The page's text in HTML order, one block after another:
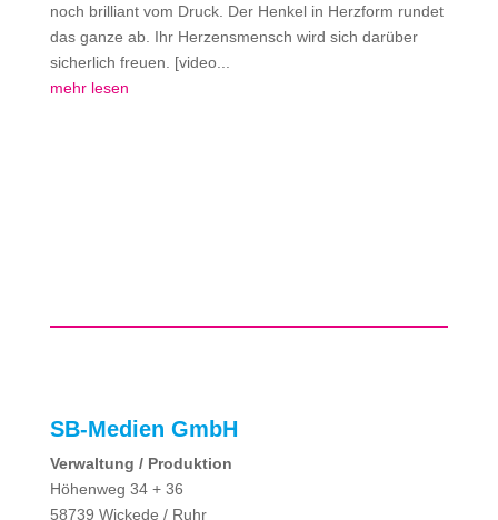
noch brilliant vom Druck. Der Henkel in Herzform rundet
das ganze ab. Ihr Herzensmensch wird sich darüber
sicherlich freuen. [video...
mehr lesen
SB-Medien GmbH
Verwaltung / Produktion
Höhenweg 34 + 36
58739 Wickede / Ruhr